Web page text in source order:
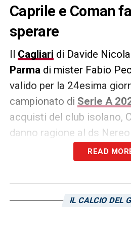
Caprile e Coman
sperare
Il Cagliari di Davide
Parma di mister Fabio
valido per la 24esima
campionato di Serie A
acquisti del club isolano,
danno ragione al ds
giocatori, il portiere da
l’attaccante all’esordio
andato in gol dopo pochi
READ
IL CALCIO DEL